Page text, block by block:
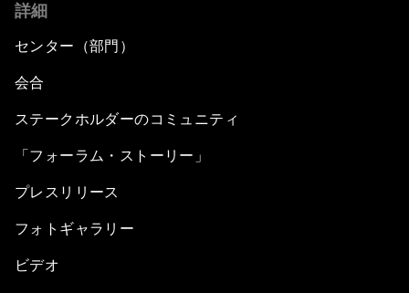
詳細
センター（部門）
会合
ステークホルダーのコミュニティ
「フォーラム・ストーリー」
プレスリリース
フォトギャラリー
ビデオ